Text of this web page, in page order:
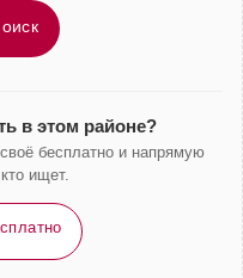
в этом районе?
бесплатно и напрямую
ищет.